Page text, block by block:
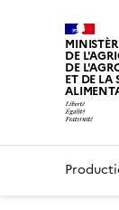
DE
DE
ET DE LA